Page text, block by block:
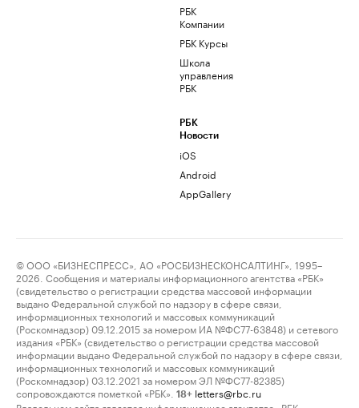
РБК
Компании
РБК Курсы
Школа
управления
РБК
РБК
Новости
iOS
Android
AppGallery
© ООО «БИЗНЕСПРЕСС», АО «РОСБИЗНЕСКОНСАЛТИНГ», 1995–
2026. Сообщения и материалы информационного агентства «РБК»
(свидетельство о регистрации средства массовой информации
выдано Федеральной службой по надзору в сфере связи,
информационных технологий и массовых коммуникаций
(Роскомнадзор) 09.12.2015 за номером ИА №ФС77-63848) и сетевого
издания «РБК» (свидетельство о регистрации средства массовой
информации выдано Федеральной службой по надзору в сфере связи,
информационных технологий и массовых коммуникаций
(Роскомнадзор) 03.12.2021 за номером ЭЛ №ФС77-82385)
сопровождаются пометкой «РБК».
18+ letters@rbc.ru